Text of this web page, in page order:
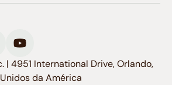
| 4951 International Drive, Orlando,
da América